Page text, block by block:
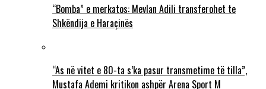
“Bomba” e merkatos: Mevlan Adili transferohet te
Shkëndija e Haraçinës
“As në vitet e 80-ta s’ka pasur transmetime të tilla”,
Mustafa Ademi kritikon ashpër Arena Sport M